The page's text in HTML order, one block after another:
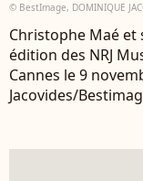
© BestImage, DOMINIQUE
Christophe Maé et
édition des NRJ
Cannes le 9
Jacovides/